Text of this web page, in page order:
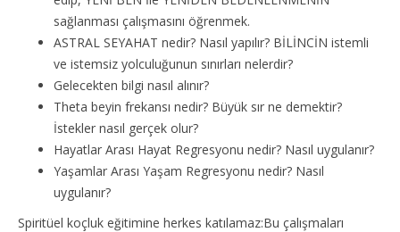
sağlanması çalışmasını öğrenmek.
ASTRAL SEYAHAT nedir? Nasıl yapılır? BİLİNCİN istemli
ve istemsiz yolculuğunun sınırları nelerdir?
Gelecekten bilgi nasıl alınır?
Theta beyin frekansı nedir? Büyük sır ne demektir?
İstekler nasıl gerçek olur?
Hayatlar Arası Hayat Regresyonu nedir? Nasıl uygulanır?
Yaşamlar Arası Yaşam Regresyonu nedir? Nasıl
uygulanır?
Spiritüel koçluk eğitimine herkes katılamaz:Bu çalışmaları